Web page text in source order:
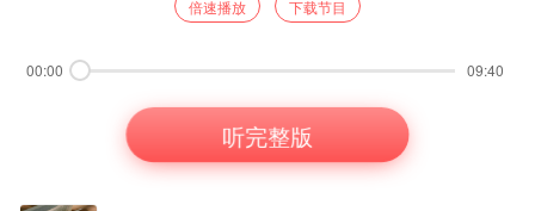
倍速播放 下载节目
00:00 09:40
听完整版